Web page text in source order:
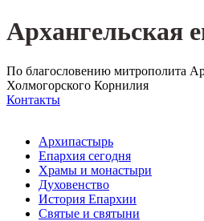
Архангельская
По благословению митрополита
Холмогорского Корнилия
Контакты
Архипастырь
Епархия сегодня
Храмы и монастыри
Духовенство
История Епархии
Святые и святыни